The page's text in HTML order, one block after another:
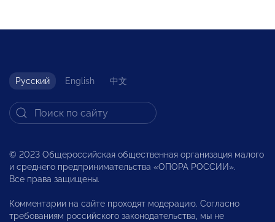
Русский English 中文
© 2023 Общероссийская общественная организация малого
и среднего предпринимательства «ОПОРА РОССИИ».
Все права защищены.
Комментарии на сайте проходят модерацию. Согласно
требованиям российского законодательства, мы не